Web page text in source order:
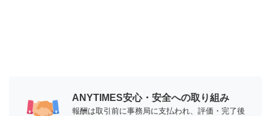
ANYTIMES安心・安全への取り組み
報酬は取引前に事務局に支払われ、評価・完了後